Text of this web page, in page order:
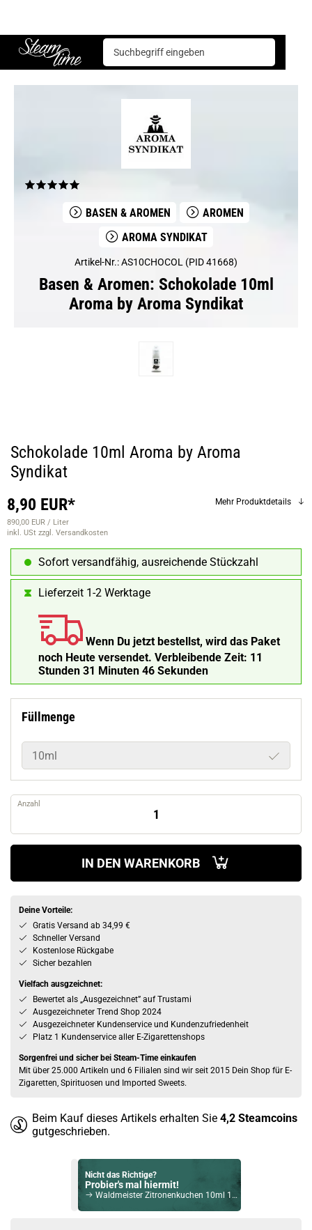
Steam time
Basen & Aromen Aromen
Aroma Syndikat
Schokolade 10ml Aroma by Aroma Syndikat
BASEN & AROMEN
AROMEN
AROMA SYNDIKAT
Artikel-Nr.: AS10CHOCOL (PID 41668)
Basen & Aromen: Schokolade 10ml
Aroma by Aroma Syndikat
Schokolade 10ml Aroma by Aroma
Syndikat
8,90 EUR*
890,00 EUR / Liter
inkl. USt zzgl. Versandkosten
Mehr Produktdetails
Sofort versandfähig, ausreichende Stückzahl
Lieferzeit 1-2 Werktage
Wenn Du jetzt bestellst, wird das Paket
noch Heute versendet. Verbleibende Zeit: 11
Stunden 31 Minuten 45 Sekunden
Füllmenge
10ml
Anzahl
IN DEN WARENKORB
Deine Vorteile:
Gratis Versand ab 34,99 €
Schneller Versand
Kostenlose Rückgabe
Sicher bezahlen
Vielfach ausgzeichnet:
Bewertet als „Ausgezeichnet” auf Trustami
Ausgezeichneter Trend Shop 2024
Ausgezeichneter Kundenservice und Kundenzufriedenheit
Platz 1 Kundenservice aller E-Zigarettenshops
Sorgenfrei und sicher bei Steam-Time einkaufen
Mit über 25.000 Artikeln und 6 Filialen sind wir seit 2015 Dein Shop für E-
Zigaretten, Spirituosen und Imported Sweets.
Beim Kauf dieses Artikels erhalten Sie 4,2 Steamcoins
gutgeschrieben.
Nicht das Richtige?
Probier's mal hiermit!
Waldmeister Zitronenkuchen 10ml 18mg NicSalt Liquid by Gangsterz